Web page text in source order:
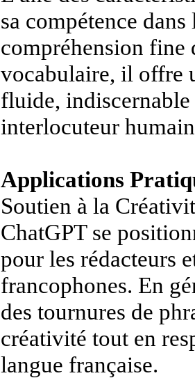
sa compétence
compréhension fine
vocabulaire, il offre
fluide,
interlocuteur
Applications
Soutien à la
ChatGPT se
pour les rédacteurs
francophones. En
des tournures de
créativité tout en
langue française.